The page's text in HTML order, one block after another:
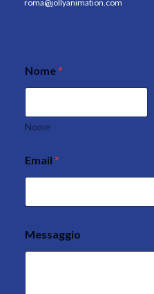
roma@jollyanimation.com
Nome*
Nome
Email *
Messaggio